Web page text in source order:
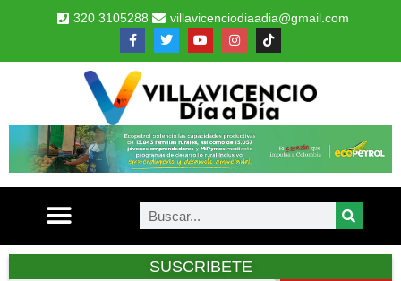
320 3105288 villavicenciodiaadia@gmail.com
SUSCRIBETE